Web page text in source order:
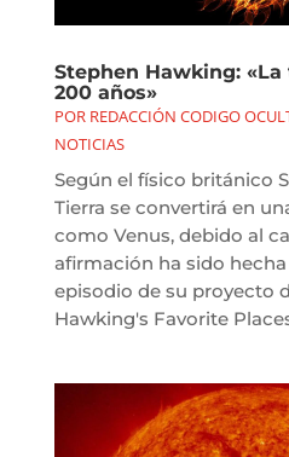
Stephen Hawking:
200 años»
POR REDACCIÓN CODIGO
NOTICIAS
Según el físico británico
Tierra se convertirá en
como Venus, debido al
afirmación ha sido
episodio de su proyecto
Hawking's Favorite